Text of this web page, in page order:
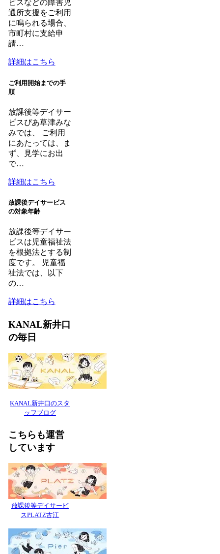
ビスなどの障害児
通所支援をご利用
に鳴られる場合、
市町村に支給申
請…
詳細はこちら
ご利用開始までの手
順
放課後等デイサー
ビスぴあ草津みな
みでは、 ご利用
にあたっては、ま
ず、見学にお出
で…
詳細はこちら
放課後デイサービス
の対象年齢
放課後等デイサー
ビスは児童福祉法
を根拠法とする制
度です。 児童福
祉法では、以下
の…
詳細はこちら
KANAL新井口
の毎日
KANAL新井口のスタ
ッフブログ
こちらも運営
しています
放課後等デイサービ
スPLATZ古江